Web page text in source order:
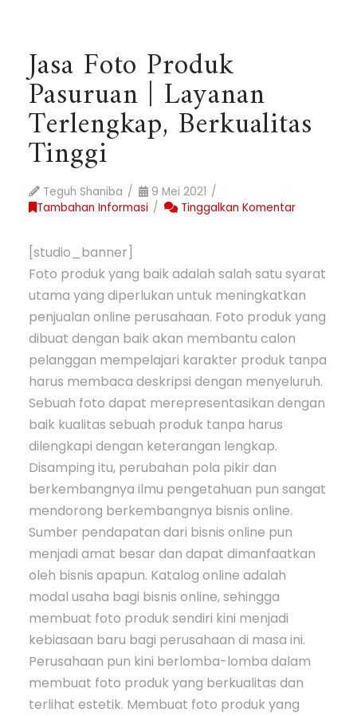
Jasa Foto Produk
Pasuruan | Layanan
Terlengkap, Berkualitas
Tinggi
Teguh Shaniba
9 Mei 2021
Tambahan Informasi
Tinggalkan Komentar
[studio_banner]
Foto produk yang baik adalah salah satu syarat
utama yang diperlukan untuk meningkatkan
penjualan online perusahaan. Foto produk yang
dibuat dengan baik akan membantu calon
pelanggan mempelajari karakter produk tanpa
harus membaca deskripsi dengan menyeluruh.
Sebuah foto dapat merepresentasikan dengan
baik kualitas sebuah produk tanpa harus
dilengkapi dengan keterangan lengkap.
Disamping itu, perubahan pola pikir dan
berkembangnya ilmu pengetahuan pun sangat
mendorong berkembangnya bisnis online.
Sumber pendapatan dari bisnis online pun
menjadi amat besar dan dapat dimanfaatkan
oleh bisnis apapun. Katalog online adalah
modal usaha bagi bisnis online, sehingga
membuat foto produk sendiri kini menjadi
kebiasaan baru bagi perusahaan di masa ini.
Perusahaan pun kini berlomba-lomba dalam
membuat foto produk yang berkualitas dan
terlihat estetik. Membuat foto produk yang